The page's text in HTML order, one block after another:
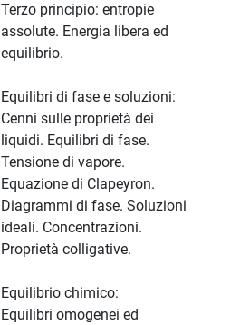
Terzo principio: entropie
assolute. Energia libera ed
equilibrio.
Equilibri di fase e soluzioni:
Cenni sulle proprietà dei
liquidi. Equilibri di fase.
Tensione di vapore.
Equazione di Clapeyron.
Diagrammi di fase. Soluzioni
ideali. Concentrazioni.
Proprietà colligative.
Equilibrio chimico:
Equilibri omogenei ed